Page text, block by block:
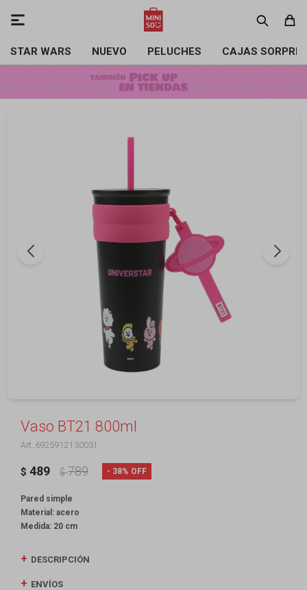
STAR WARS NUEVO PELUCHES CAJAS

Vaso BT21 800ml
6925912130031
$ 489 $ 789 38
Pared simple
Material: acero
Medida: 20 cm
DESCRIPCIÓN
ENVÍOS